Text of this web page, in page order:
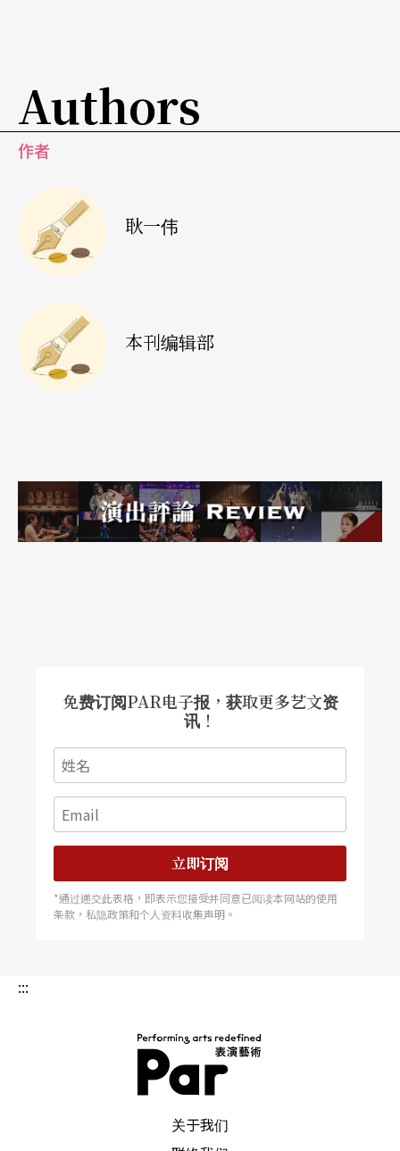
Authors
作者
耿一伟
本刊编辑部
免费订阅PAR电子报，获取更多艺文资
讯！
立即订阅
*通过递交此表格，即表示您接受并同意已阅读本网站的使用
条款，私隐政策和个人资料收集声明。
:::
关于我们